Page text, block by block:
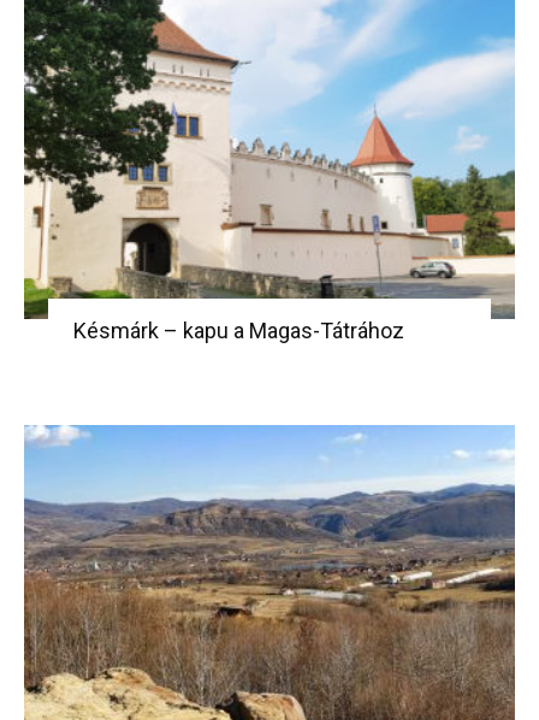
Késmárk – kapu a Magas-Tátrához